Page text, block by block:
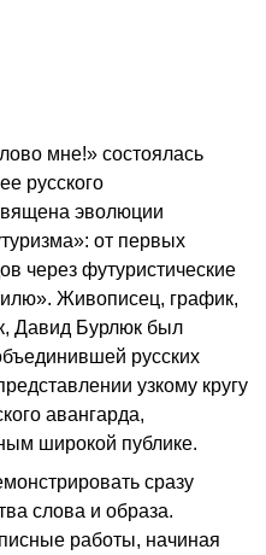
мне!» состоялась
русского
эволюции
от первых
через футуристические
Живописец, график,
Давид Бурлюк был
русских
узкому кругу
авангарда,
широкой публике.
сразу
слова и образа.
работы, начиная